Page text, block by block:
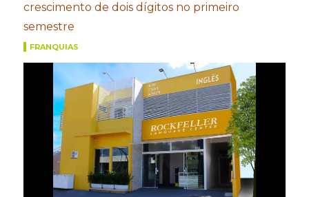
crescimento de dois dígitos no primeiro
semestre
FRANQUIAS